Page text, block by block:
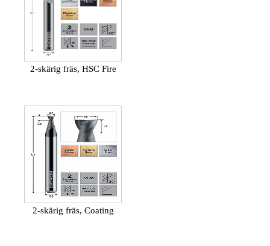
2-skärig fräs, HSC Fire
2-skärig fräs, Coating